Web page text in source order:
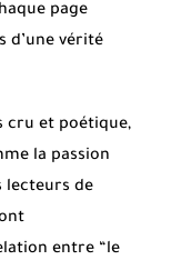
page
d’une vérité
cru et poétique,
la passion
lecteurs de
entre “le